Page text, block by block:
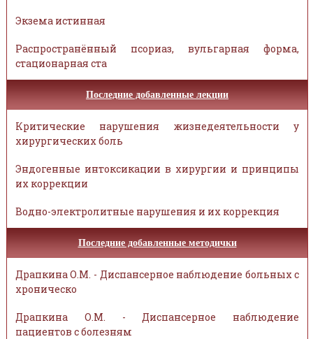
Экзема истинная
Распространённый псориаз, вульгарная форма,
стационарная ста
Последние добавленные лекции
Критические нарушения жизнедеятельности у
хирургических боль
Эндогенные интоксикации в хирургии и принципы
их коррекции
Водно-электролитные нарушения и их коррекция
Последние добавленные методички
Драпкина О.М. - Диспансерное наблюдение больных с
хроническо
Драпкина О.М. - Диспансерное наблюдение
пациентов с болезням